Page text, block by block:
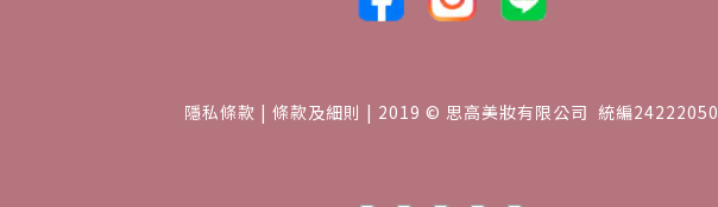
隱私條款 | 條款及細則 | 2019 © 思高美妝有限公司 統編24222050